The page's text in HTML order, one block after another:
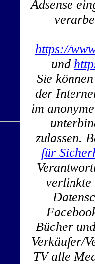
Adsense
https://
und
Sie
der
im
zulassen.
für
verlinkte
Bücher
Verkäufer/
TV alle